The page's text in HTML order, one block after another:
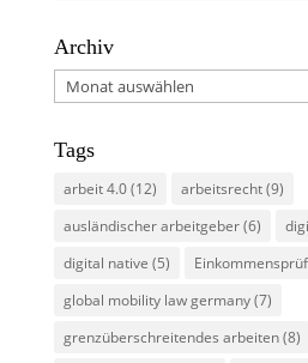
Archiv
Archiv
Tags
arbeit 4.0(12) arbeitsrecht(9)
ausländischer arbeitgeber(6)
digital native (5)
global mobility law germany(7)
grenzüberschreitendes arbeiten(8)